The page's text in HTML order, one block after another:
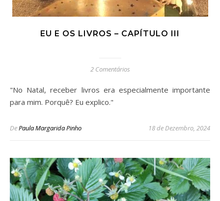
EU E OS LIVROS – CAPÍTULO III
2 Comentários
"No Natal, receber livros era especialmente importante
para mim. Porquê? Eu explico."
DePaula Margarida Pinho 18 de Dezembro, 2024